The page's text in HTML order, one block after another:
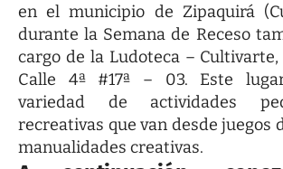
en el municipio de Zipaquirá
durante la Semana de Receso
cargo de la Ludoteca –
Calle 4ª #17ª – 03. Este
variedad de actividades
recreativas que van desde juegos
manualidades creativas.